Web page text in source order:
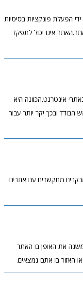
הפעלת פונקציות בסיסיות
אינו יכול לתפקד
אינטרנט.הכוונה היא
ובכך יקר יותר עבור
מבקרים מתקשרים עם אתרים
את האופן בו האתר
האזור בו אתם נמצאים.